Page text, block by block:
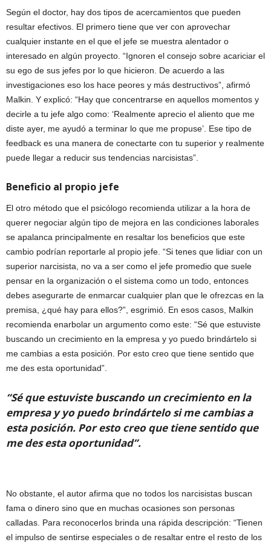
Según el doctor, hay dos tipos de acercamientos que pueden
resultar efectivos. El primero tiene que ver con aprovechar
cualquier instante en el que el jefe se muestra alentador o
interesado en algún proyecto. “Ignoren el consejo sobre acariciar el
su ego de sus jefes por lo que hicieron. De acuerdo a las
investigaciones eso los hace peores y más destructivos”, afirmó
Malkin. Y explicó: “Hay que concentrarse en aquellos momentos y
decirle a tu jefe algo como: ‘Realmente aprecio el aliento que me
diste ayer, me ayudó a terminar lo que me propuse’. Ese tipo de
feedback es una manera de conectarte con tu superior y realmente
puede llegar a reducir sus tendencias narcisistas”.
Beneficio al propio jefe
El otro método que el psicólogo recomienda utilizar a la hora de
querer negociar algún tipo de mejora en las condiciones laborales
se apalanca principalmente en resaltar los beneficios que este
cambio podrían reportarle al propio jefe. “Si tenes que lidiar con un
superior narcisista, no va a ser como el jefe promedio que suele
pensar en la organización o el sistema como un todo, entonces
debes asegurarte de enmarcar cualquier plan que le ofrezcas en la
premisa, ¿qué hay para ellos?”, esgrimió. En esos casos, Malkin
recomienda enarbolar un argumento como este: “Sé que estuviste
buscando un crecimiento en la empresa y yo puedo brindártelo si
me cambias a esta posición. Por esto creo que tiene sentido que
me des esta oportunidad”.
“Sé que estuviste buscando un crecimiento en la
empresa y yo puedo brindártelo si me cambias a
esta posición. Por esto creo que tiene sentido que
me des esta oportunidad”.
No obstante, el autor afirma que no todos los narcisistas buscan
fama o dinero sino que en muchas ocasiones son personas
calladas. Para reconocerlos brinda una rápida descripción: “Tienen
el impulso de sentirse especiales o de resaltar entre el resto de los